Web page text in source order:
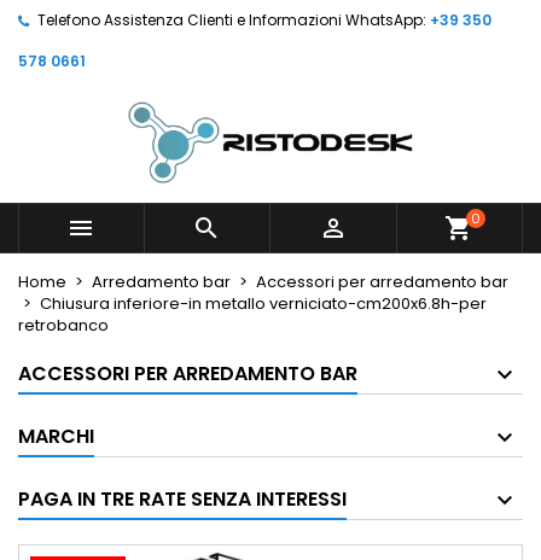
Telefono Assistenza Clienti e Informazioni WhatsApp: +39 350
578 0661
   shopping_cart0
Home Arredamento bar
Accessori per arredamento bar
Chiusura inferiore-in metallo verniciato-cm200x6.8h-per
retrobanco
ACCESSORI PER ARREDAMENTO BAR
MARCHI
PAGA IN TRE RATE SENZA INTERESSI